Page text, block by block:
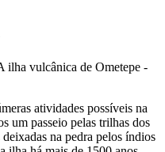
atividades possíveis na
um passeio pelas trilhas dos
na pedra pelos índios